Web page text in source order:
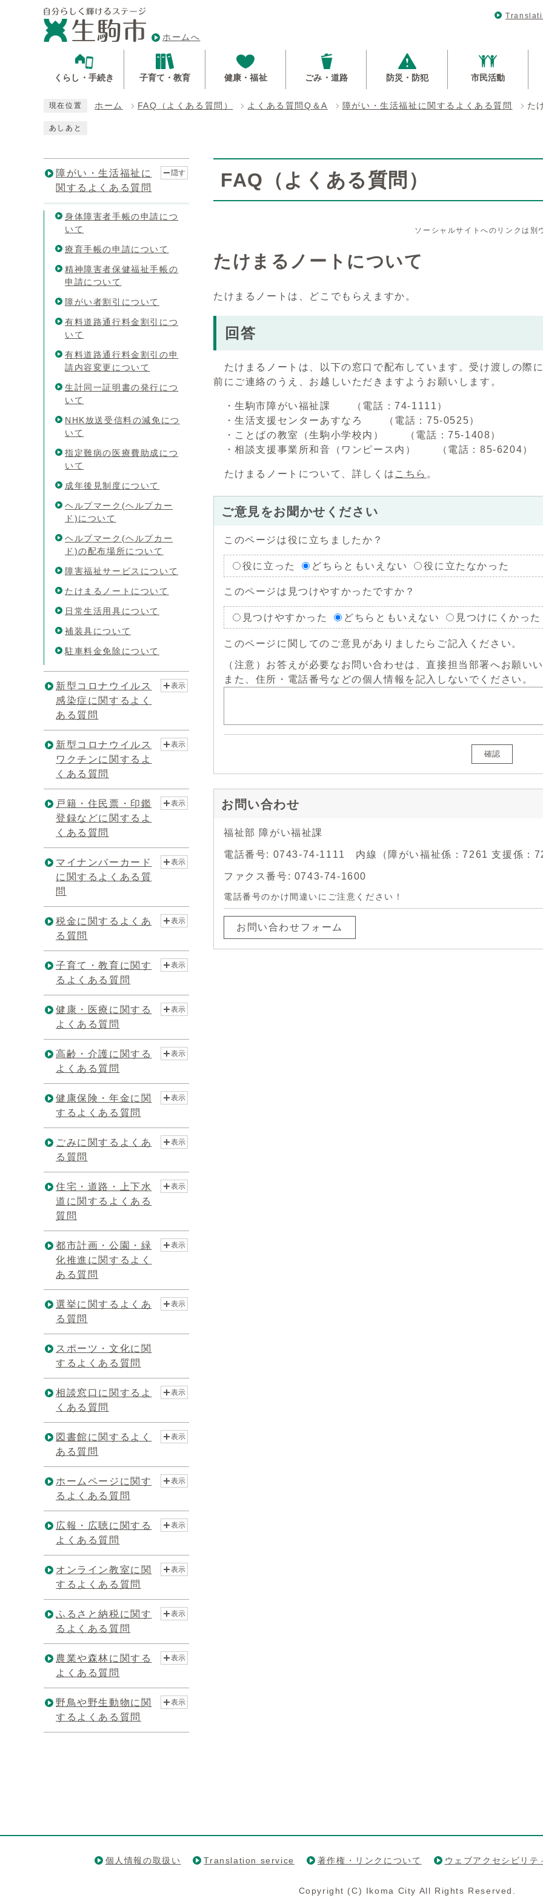
ホームへ
くらし・手続き 子育て・教育 健康・福祉 ごみ・道路 防災・防犯 市民活動
現在位置 ホーム FAQ（よくある質問） よくある質問Q＆A 障がい・生活福祉に関するよくある質問 た
あしあと
FAQ（よくある質問）
ソーシャルサイトへのリンクは別
たけまるノートについて
たけまるノートは、どこでもらえますか。
回答
たけまるノートは、以下の窓口で配布しています。受け渡しの際
前にご連絡のうえ、お越しいただきますようお願いします。
・生駒市障がい福祉課 （電話：74-1111）
・生活支援センターあすなろ （電話：75-0525）
・ことばの教室（生駒小学校内） （電話：75-1408）
・相談支援事業所和音（ワンピース内） （電話：85-6204）
たけまるノートについて、詳しくは こちら 。
ご意見をお聞かせください
このページは役に立ちましたか？
役に立った どちらともいえない 役に立たなかった
このページは見つけやすかったですか？
見つけやすかった どちらともいえない 見つけにくかった
このページに関してのご意見がありましたらご記入ください。
（注意）お答えが必要なお問い合わせは、直接担当部署へお願い
また、住所・電話番号などの個人情報を記入しないでください。
確認
お問い合わせ
福祉部 障がい福祉課
電話番号: 0743-74-1111 内線（障がい福祉係：7261 支援係：
ファクス番号: 0743-74-1600
電話番号のかけ間違いにご注意ください！
お問い合わせフォーム
障がい・生活福祉に
関するよくある質問
隠す
身体障害者手帳の申請につ
いて
療育手帳の申請について
精神障害者保健福祉手帳の
申請について
障がい者割引について
有料道路通行料金割引につ
いて
有料道路通行料金割引の申
請内容変更について
生計同一証明書の発行につ
いて
NHK放送受信料の減免につ
いて
指定難病の医療費助成につ
いて
成年後見制度について
ヘルプマーク(ヘルプカー
ド)について
ヘルプマーク(ヘルプカー
ド)の配布場所について
障害福祉サービスについて
たけまるノートについて
日常生活用具について
補装具について
駐車料金免除について
新型コロナウイルス
感染症に関するよく
ある質問
表示
新型コロナウイルス
ワクチンに関するよ
くある質問
表示
戸籍・住民票・印鑑
登録などに関するよ
くある質問
表示
マイナンバーカード
に関するよくある質
問
表示
税金に関するよくあ
る質問
表示
子育て・教育に関す
るよくある質問
表示
健康・医療に関する
よくある質問
表示
高齢・介護に関する
よくある質問
表示
健康保険・年金に関
するよくある質問
表示
ごみに関するよくあ
る質問
表示
住宅・道路・上下水
道に関するよくある
質問
表示
都市計画・公園・緑
化推進に関するよく
ある質問
表示
選挙に関するよくあ
る質問
表示
スポーツ・文化に関
するよくある質問
相談窓口に関するよ
くある質問
表示
図書館に関するよく
ある質問
表示
ホームページに関す
るよくある質問
表示
広報・広聴に関する
よくある質問
表示
オンライン教室に関
するよくある質問
表示
ふるさと納税に関す
るよくある質問
表示
農業や森林に関する
よくある質問
表示
野鳥や野生動物に関
するよくある質問
表示
個人情報の取扱い Translation service 著作権・リンクについて ウェブアクセシビリテ
Copyright (C) Ikoma City All Rights Reserved.